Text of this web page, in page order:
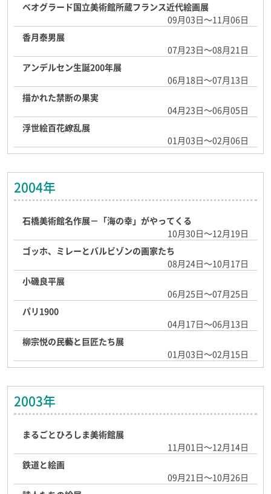
ベオグラード国立美術館所蔵フランス近代絵画展
09月03日～11月06日
香月泰男展
07月23日～08月21日
アンデルセン生誕200年展
06月18日～07月13日
描かれた禁断の果実
04月23日～06月05日
浮世絵百花繚乱展
01月03日～02月06日
2004年
石橋美術館名作展－「海の幸」がやってくる
10月30日～12月19日
ゴッホ、ミレーとバルビゾンの画家たち
08月24日～10月17日
小磯良平展
06月25日～07月25日
パリ1900
04月17日～06月13日
柳宗悦の民藝と巨匠たち展
01月03日～02月15日
2003年
まるごとひろしま美術館展
11月01日～12月14日
鉄道と絵画
09月21日～10月26日